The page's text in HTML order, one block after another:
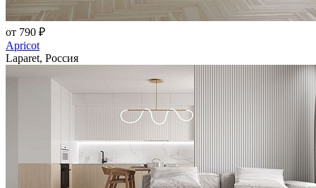
от 790 ₽
Apricot
Laparet, Россия